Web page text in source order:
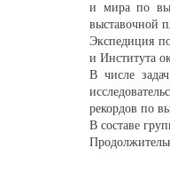
и мира по
выставочной
Экспедиция
и Института
В числе
рекордов по
В составе